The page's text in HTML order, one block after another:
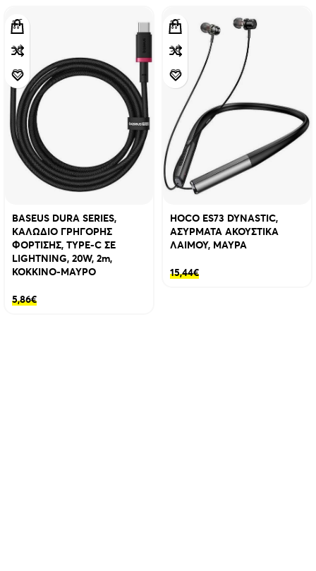
BASEUS DURA SERIES,
ΚΑΛΩΔΙΟ ΓΡΗΓΟΡΗΣ
ΦΟΡΤΙΣΗΣ, TYPE-C ΣΕ
LIGHTNING, 20W, 2m,
ΚΟΚΚΙΝΟ-ΜΑΥΡΟ
5,86€
HOCO ES73 DYNASTIC,
ΑΣΥΡΜΑΤΑ ΑΚΟΥΣΤΙΚΑ
ΛΑΙΜΟΥ, ΜΑΥΡΑ
15,44€